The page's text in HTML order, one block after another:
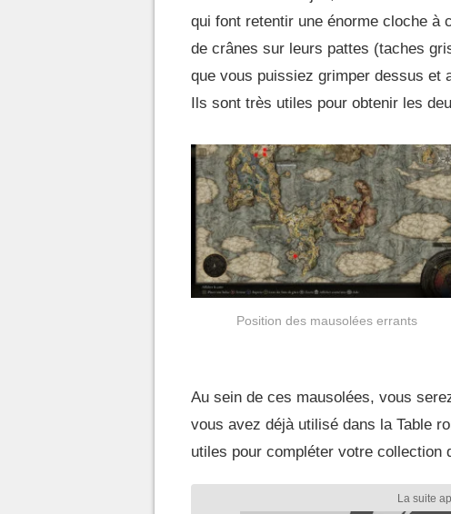
qui font retentir une énorme cloche à
de crânes sur leurs pattes (taches
que vous puissiez grimper dessus et
Ils sont très utiles pour obtenir les
Position des mausolées errants
Au sein de ces mausolées, vous
vous avez déjà utilisé dans la Table
utiles pour compléter votre collection